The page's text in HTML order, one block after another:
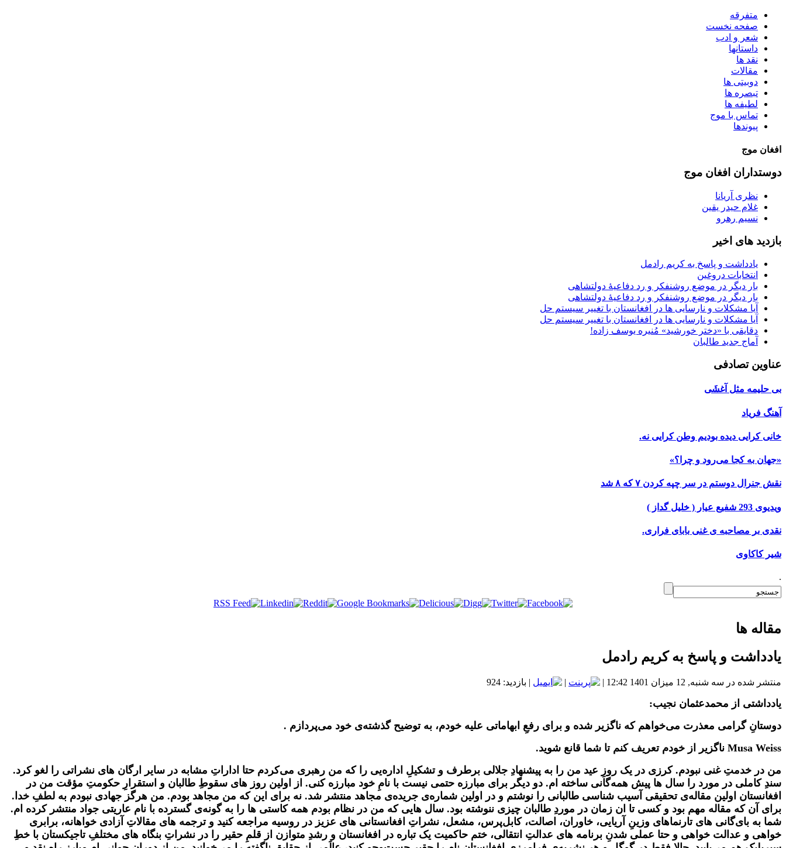
متفرقه
صفحه نخست
شعر و ادب
داستانها
نقد ها
مقالات
دوبیتی ها
تبصره ها
لطیفه ها
تماس با موج
پیوندها
افغان موج
دوستداران افغان موج
نظری آریانا
غلام حیدر یقین
نسیم رهرو
بازدید های اخیر
یادداشت و پاسخ به کریم رادمل
انتخابات دروغین
بار دیگر در موضع روشنفکر و رد دفاعیۀ دولتشاهی
بار دیگر در موضع روشنفکر و رد دفاعیۀ دولتشاهی
آيا مشکلات و نارسایی ها در افغانستان با تغيير سیستم حل
آيا مشکلات و نارسایی ها در افغانستان با تغيير سیستم حل
دقایقی با «دختر خورشید» مُنیره یوسف زاده!
آماج جدید طالبان
عناوین تصادفی
بی حلیمه مثل آغشَی
آهنگ فریاد
خانی کرایی دیده بودیم وطن کرایی نه.
«جهان به کجا می‌رود و چرا؟»
نقش جنرال دوستم در سر چپه کردن ۷ که ۸ شد
ویدیوی 293 شفیع عیار ( خلیل گداز )
نقدی بر مصاحبه ‌ی غنی بابای فراری.
شیر کاکاوی
.
مقاله ها
یادداشت و پاسخ به کریم رادمل
منتشر شده در سه شنبه, 12 میزان 1401 12:42 |
| | بازدید: 924
یادداشتی از محمدعثمان نجیب:
دوستانِ گرامی معذرت می‌خواهم که ناگزیر شده و‌ برای رفعِ ابهاماتی علیه خودم، به توضیح گذشته‌ی خود می‌پردازم .
Musa Weiss ناگزیر از خودم تعریف کنم تا شما قانع شوید.
من در خدمتِ غنی نبودم. کرزی در یک روزِ عید من را به پیشنهادِ‌ جلالی برطرف و تشکیلِ اداره‌یی را که من رهبری می‌کردم حتا اداراتِ مشابه در سایر ارگان‌ های نشراتی را لغو کرد.
سندِ کاملی در مورد را سال ها پیش همه‌گانی ساخته ام. دو دیگر برای مبارزه حتمی نیست با نامِ خود مبارزه کنی.‌ از اولین روز های سقوطِ طالبان و استقرارِ حکومتِ مؤقت من در
افغانستان اولین مقاله‌ی تحقیقی آسیب شناسی طالبانی را نوشتم و‌ در اولین شماره‌ی جریده‌ی مجاهد منتشر شد. نه برای این که من مجاهد بودم. من هرگز جهادی نبودم به لطفِ خدا.
برای آن که مقاله مهم بود و‌ کسی تا ان زمان در موردِ طالبان چیزی ننوشته بود. سال هایی که من در نظام بودم همه کاستی ها را به گونه‌ی گسترده با نام عاریتی جواد منتشر کرده ام.
شما به بای‌گانی های تارنماهای وزینِ آریایی، خاوران، اصالت، کابل‌پرس، مشعل، نشراتِ افغانستانی های عزیز در روسیه مراجعه کنید و ترجمه های مقالاتِ آزادی خواهانه، برابری
خواهی و عدالت خواهی و حتا عملی شدنِ برنامه های عدالتِ انتقالی، ختم حاکمیت یک تباره در افغانستان و رشدِ متوازن از قلمِ حقیر را در نشراتِ بنگاه های مختلفِ تاجیکستان با خطِ‌